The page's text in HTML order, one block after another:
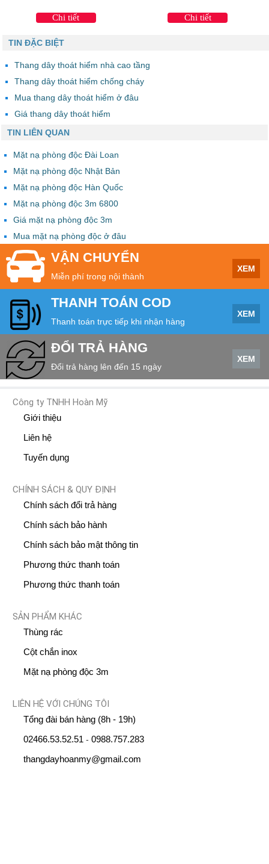
Chi tiết Chi tiết
TIN ĐẶC BIỆT
Thang dây thoát hiểm nhà cao tầng
Thang dây thoát hiểm chống cháy
Mua thang dây thoát hiểm ở đâu
Giá thang dây thoát hiểm
TIN LIÊN QUAN
Mặt nạ phòng độc Đài Loan
Mặt nạ phòng độc Nhật Bản
Mặt nạ phòng độc Hàn Quốc
Mặt nạ phòng độc 3m 6800
Giá mặt nạ phòng độc 3m
Mua mặt nạ phòng độc ở đâu
VẬN CHUYỂN
Miễn phí trong nội thành
XEM
THANH TOÁN COD
Thanh toán trực tiếp khi nhận hàng
XEM
ĐỔI TRẢ HÀNG
Đổi trả hàng lên đến 15 ngày
XEM
Công ty TNHH Hoàn Mỹ
Giới thiệu
Liên hệ
Tuyến dụng
CHÍNH SÁCH & QUY ĐỊNH
Chính sách đổi trả hàng
Chính sách bảo hành
Chính sách bảo mật thông tin
Phương thức thanh toán
Phương thức thanh toán
SẢN PHẨM KHÁC
Thùng rác
Cột chắn inox
Mặt nạ phòng độc 3m
LIÊN HỆ VỚI CHÚNG TÔI
Tổng đài bán hàng (8h - 19h)
02466.53.52.51 - 0988.757.283
thangdayhoanmy@gmail.com